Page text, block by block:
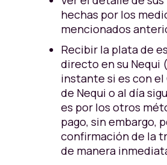
hechas por los
mencionados
Recibir la plata de
directo en su Nequi
instante si es con el
de Nequi o al día
es por los otros
pago, sin embargo,
confirmación de la
de manera